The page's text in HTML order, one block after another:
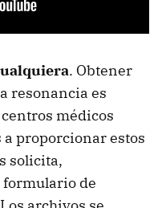
. Obtener
resonancia es
médicos
proporcionar estos
solicita,
de